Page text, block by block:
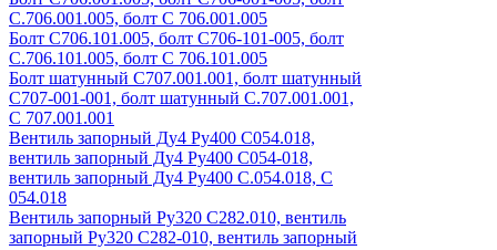
С.706.001.005, болт С 706.001.005
Болт С706.101.005, болт С706-101-005, болт
С.706.101.005, болт С 706.101.005
Болт шатунный С707.001.001, болт шатунный
С707-001-001, болт шатунный С.707.001.001,
С 707.001.001
Вентиль запорный Ду4 Ру400 С054.018,
вентиль запорный Ду4 Ру400 С054-018,
вентиль запорный Ду4 Ру400 С.054.018, С
054.018
Вентиль запорный Ру320 С282.010, вентиль
запорный Ру320 С282-010, вентиль запорный